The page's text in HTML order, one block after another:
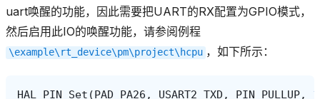
uart唤醒的功能，因此需要把UART的RX配置为GPIO模式，
然后启用此IO的唤醒功能，请参阅例程
\example\rt_device\pm\project\hcpu ，如下所示：
HAL_PIN_Set ( PAD_PA26 , USART2_TXD , PIN_PULLUP, 1